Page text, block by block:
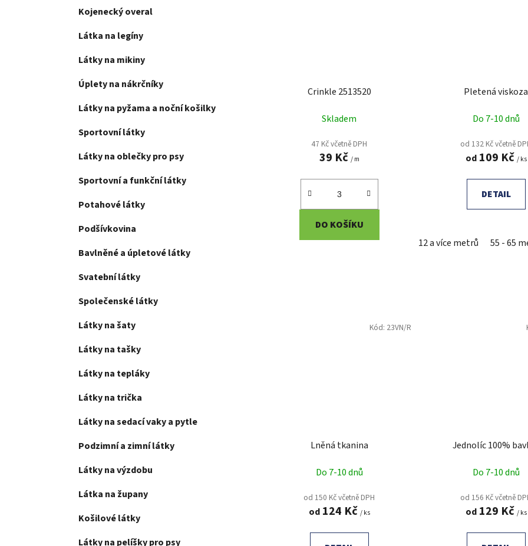
Kojenecký overal
Látka na legíny
Látky na mikiny
Úplety na nákrčníky
Látky na pyžama a noční košilky
Sportovní látky
Látky na oblečky pro psy
Sportovní a funkční látky
Potahové látky
Podšívkovina
Bavlněné a úpletové látky
Svatební látky
Společenské látky
Látky na šaty
Látky na tašky
Látky na tepláky
Látky na trička
Látky na sedací vaky a pytle
Podzimní a zimní látky
Látky na výzdobu
Látka na župany
Košilové látky
Látky na pelíšky pro psy
Crinkle 2513520
Skladem
47 Kč včetně DPH
39 Kč / m
DO KOŠÍKU
Pletená viskoza
Do 7-10 dnů
od 132 Kč včetně
od109 Kč / ks
DETAIL
12 a více metrů 55 - 65
Lněná tkanina
Do 7-10 dnů
od 150 Kč včetně DPH
od124 Kč / ks
Kód: 23VN/R
Jednolíc 100%
Do 7-10 dnů
od 156 Kč včetně
od129 Kč / ks